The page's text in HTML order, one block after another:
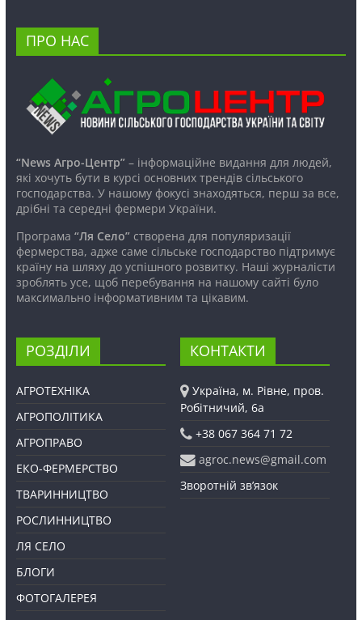
ПРО НАС
“News Агро-Центр”– інформаційне видання для людей,
які хочуть бути в курсі основних трендів сільського
господарства. У нашому фокусі знаходяться, перш за все,
дрібні та середні фермери України.
Програма “Ля Село”створена для популяризації
фермерства, адже саме сільське господарство підтримує
країну на шляху до успішного розвитку. Наші журналісти
зроблять усе, щоб перебування на нашому сайті було
максимально інформативним та цікавим.
РОЗДІЛИ
АГРОТЕХНІКА
АГРОПОЛІТИКА
АГРОПРАВО
ЕКО-ФЕРМЕРСТВО
ТВАРИННИЦТВО
РОСЛИННИЦТВО
ЛЯ СЕЛО
БЛОГИ
ФОТОГАЛЕРЕЯ
КОНТАКТИ
Україна, м. Рівне, пров.
Робітничий, 6а
+38 067 364 71 72
agroc.news@gmail.com
Зворотній зв’язок